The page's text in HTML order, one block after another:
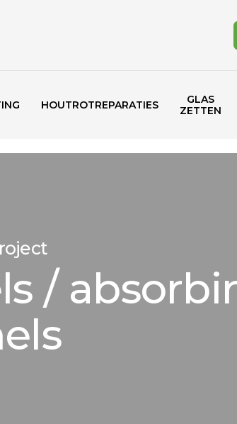
HOUTROTREPARATIES
GLAS
ZETTEN
/